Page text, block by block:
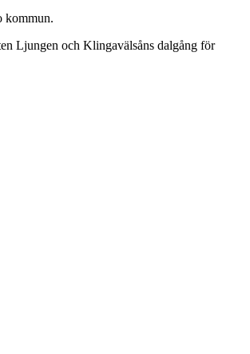
kommun.
Ljungen och Klingavälsåns dalgång för